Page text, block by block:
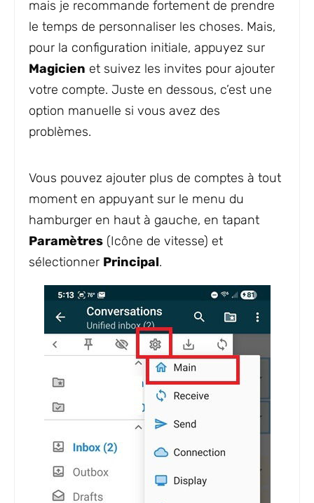
mais je recommande fortement de prendre
le temps de personnaliser les choses. Mais,
pour la configuration initiale, appuyez sur
Magicien et suivez les invites pour ajouter
votre compte. Juste en dessous, c’est une
option manuelle si vous avez des
problèmes.
Vous pouvez ajouter plus de comptes à tout
moment en appuyant sur le menu du
hamburger en haut à gauche, en tapant
Paramètres (Icône de vitesse) et
sélectionner Principal.